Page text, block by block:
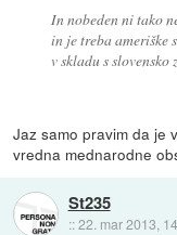
In nobeden ni tako
in je treba ameriške
v skladu s slovensko
Jaz samo pravim da je
vredna mednarodne
St235
::22. mar 2013,